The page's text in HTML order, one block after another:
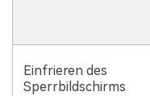
Einfrieren des
Sperrbildschirms